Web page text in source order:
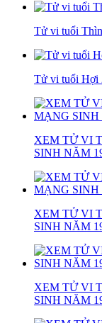
Tử vi tuổi
Tử vi tuổi Hợi
XEM TỬ VI
SINH NĂM
XEM TỬ VI
SINH NĂM
XEM TỬ VI
SINH NĂM